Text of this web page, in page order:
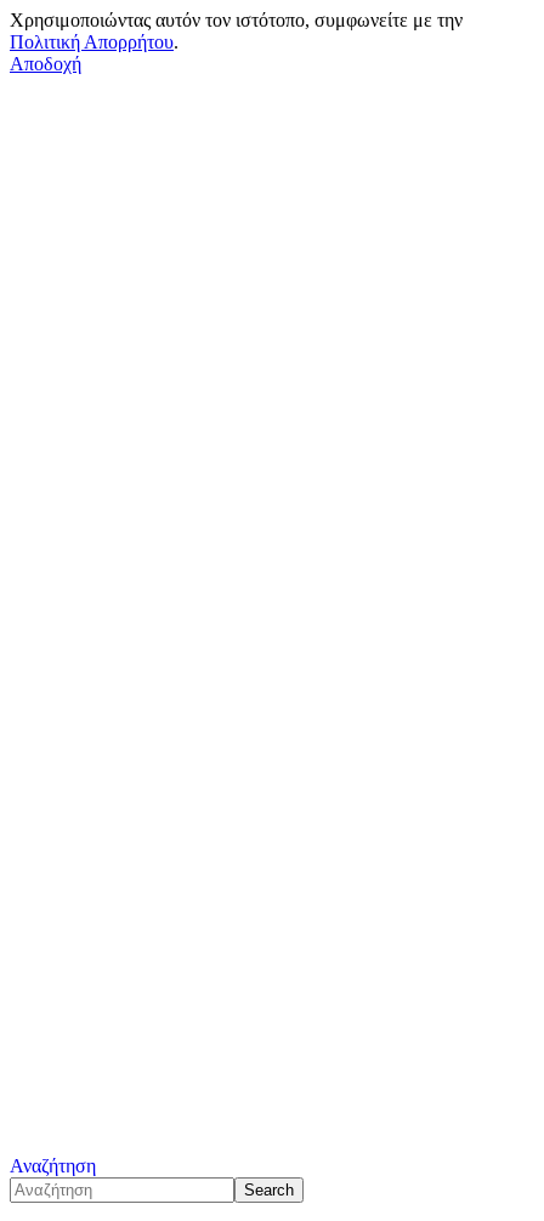
Χρησιμοποιώντας αυτόν τον ιστότοπο, συμφωνείτε με την
Πολιτική Απορρήτου.
Αποδοχή
Αναζήτηση